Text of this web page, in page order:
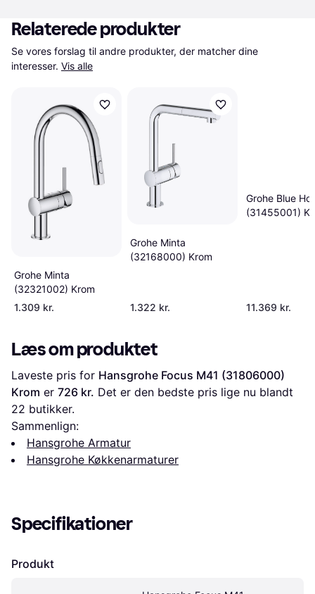
Relaterede produkter
Se vores forslag til andre produkter, der matcher dine
interesser. Vis alle
Grohe Minta
(32321002) Krom
1.309 kr.
Grohe Minta
(32168000) Krom
1.322 kr.
Grohe Blue
(31455001)
11.369 kr.
Læs om produktet
Laveste pris for Hansgrohe Focus M41 (31806000)
Krom er 726 kr.
22 butikker.
Sammenlign:
Hansgrohe Armatur
Hansgrohe Køkkenarmaturer
Specifikationer
Produkt